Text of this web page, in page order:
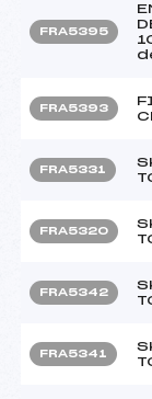
FRA5395
FRA5393
FRA5331
FRA5320
FRA5342
FRA5341